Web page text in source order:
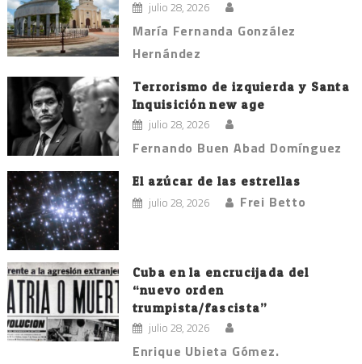
julio 28, 2026
María Fernanda González
Hernández
Terrorismo de izquierda y Santa
Inquisición new age
julio 28, 2026
Fernando Buen Abad Domínguez
El azúcar de las estrellas
julio 28, 2026 Frei Betto
Cuba en la encrucijada del
“nuevo orden
trumpista/fascista”
julio 28, 2026
Enrique Ubieta Gómez.